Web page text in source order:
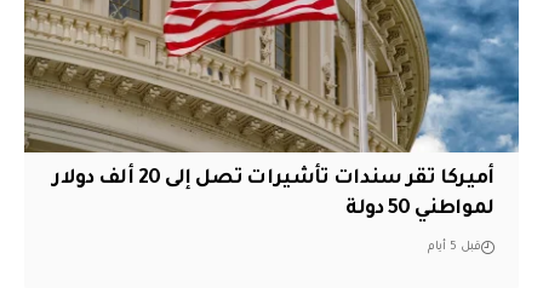
أميركا تقر سندات تأشيرات تصل إلى 20 ألف دولار
لمواطني 50 دولة
قبل 5 أيام